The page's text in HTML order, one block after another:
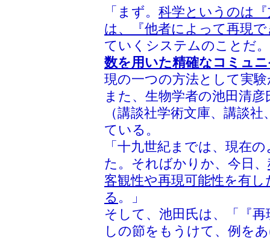
「まず。 科学というのは
は、『他者によって再現
ていくシステムのことだ
数を用いた精確なコミュ
現の一つの方法として実
また、生物学者の池田清
（講談社学術文庫、講談
ている。
「十九世紀までは、現在
た。そればかりか、今日、
客観性や再現可能性を有
る 。」
そして、池田氏は、「『
しの節をもうけて、例を